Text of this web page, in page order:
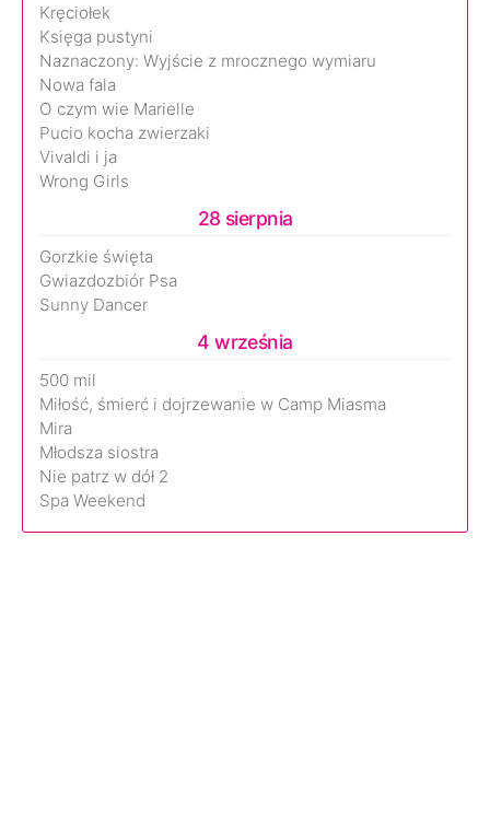
Kręciołek
Księga pustyni
Naznaczony: Wyjście z mrocznego wymiaru
Nowa fala
O czym wie Marielle
Pucio kocha zwierzaki
Vivaldi i ja
Wrong Girls
28 sierpnia
Gorzkie święta
Gwiazdozbiór Psa
Sunny Dancer
4 września
500 mil
Miłość, śmierć i dojrzewanie w Camp Miasma
Mira
Młodsza siostra
Nie patrz w dół 2
Spa Weekend